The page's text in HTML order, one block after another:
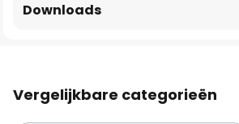
Downloads
Vergelijkbare categorieën